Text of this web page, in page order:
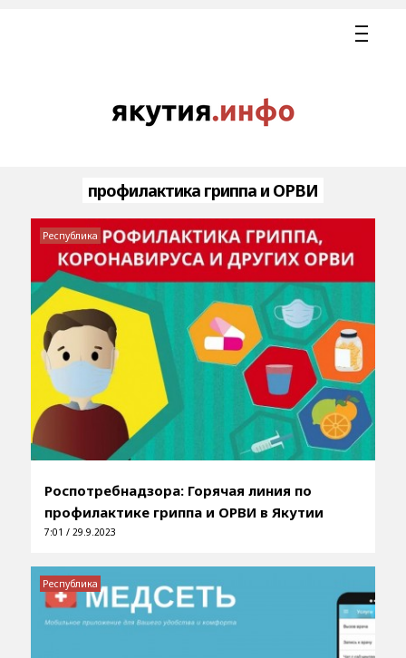
профилактика гриппа и ОРВИ
Роспотребнадзора: Горячая линия по
профилактике гриппа и ОРВИ в Якутии
7:01 / 29.9.2023
Республика
Республика